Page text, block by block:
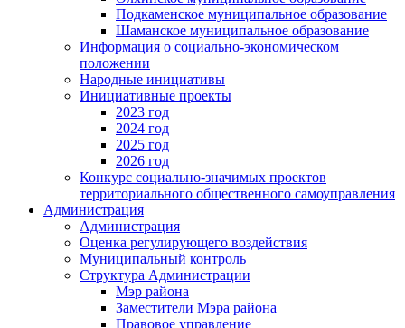
Подкаменское муниципальное образование
Шаманское муниципальное образование
Информация о социально-экономическом
положении
Народные инициативы
Инициативные проекты
2023 год
2024 год
2025 год
2026 год
Конкурс социально-значимых проектов
территориального общественного самоуправления
Администрация
Администрация
Оценка регулирующего воздействия
Муниципальный контроль
Структура Администрации
Мэр района
Заместители Мэра района
Правовое управление